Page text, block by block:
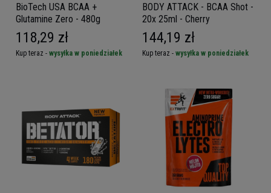
BioTech USA BCAA +
Glutamine Zero - 480g
118,29 zł
Kup teraz - wysyłka w poniedziałek
BODY ATTACK - BCAA Shot -
20x 25ml - Cherry
144,19 zł
Kup teraz - wysyłka w poniedziałek